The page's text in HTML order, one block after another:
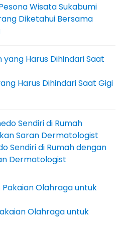
Wisata Sukabumi
Diketahui Bersama
Harus Dihindari Saat Gigi
Sendiri di Rumah dengan
Dermatologist
Olahraga untuk